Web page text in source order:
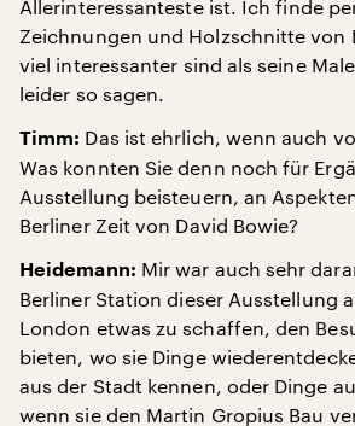
Allerinteressanteste ist. Ich finde
Zeichnungen und Holzschnitte von
viel interessanter sind als seine
leider so sagen.
Timm: Das ist ehrlich, wenn auch
Was konnten Sie denn noch für
Ausstellung beisteuern, an
Berliner Zeit von David Bowie?
Heidemann: Mir war auch sehr
Berliner Station dieser Ausstellung
London etwas zu schaffen, den
bieten, wo sie Dinge
aus der Stadt kennen, oder Dinge
wenn sie den Martin Gropius Bau